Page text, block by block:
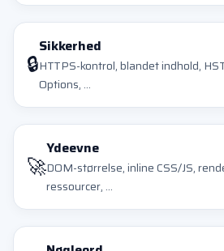
🔒
Sikkerhed
HTTPS-kontrol, blandet indhold,
Options, ...
🚀
Ydeevne
DOM-størrelse, inline CSS/JS,
ressourcer, ...